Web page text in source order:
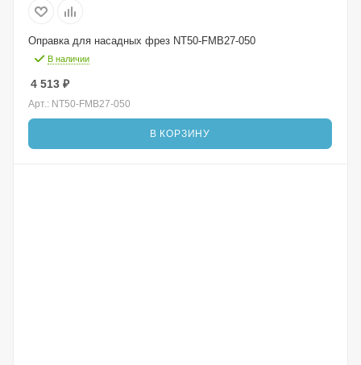
Оправка для насадных фрез NT50-FMB27-050
В наличии
4 513 ₽
Арт.: NT50-FMB27-050
В КОРЗИНУ